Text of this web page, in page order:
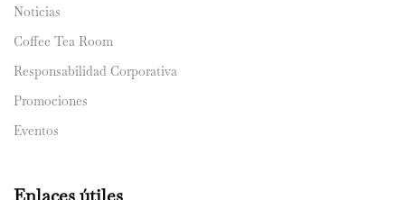
Noticias
Coffee Tea Room
Responsabilidad Corporativa
Promociones
Eventos
Enlaces útiles